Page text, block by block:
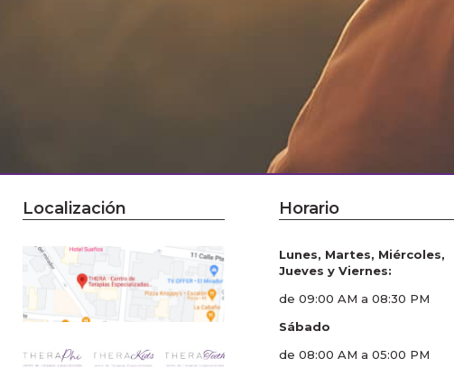
Localización Horario
Lunes, Martes, Miércoles,
Jueves y Viernes:
de 09:00 AM a 08:30 PM
Sábado
de 08:00 AM a 05:00 PM